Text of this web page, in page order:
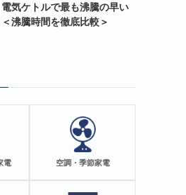
電気ケトルで最も沸騰の早い
沸騰時間を徹底比較＞
電 空調・季節家電